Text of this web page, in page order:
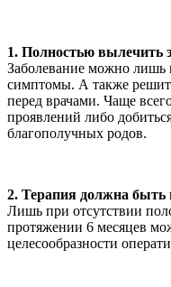
1. Полностью вылечить
Заболевание можно лишь
симптомы. А также
перед врачами. Чаще
проявлений либо
благополучных родов.
2. Терапия должна быть
Лишь при отсутствии
протяжении 6 месяцев
целесообразности